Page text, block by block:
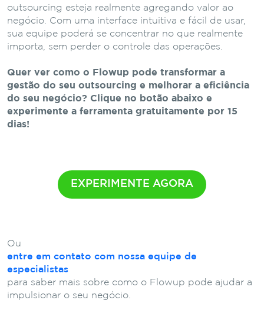
outsourcing esteja realmente agregando valor ao
negócio. Com uma interface intuitiva e fácil de usar,
sua equipe poderá se concentrar no que realmente
importa, sem perder o controle das operações.
Quer ver como o Flowup pode transformar a
gestão do seu outsourcing e melhorar a eficiência
do seu negócio? Clique no botão abaixo e
experimente a ferramenta gratuitamente por 15
dias!
EXPERIMENTE AGORA
Ou
entre em contato com nossa equipe de
especialistas
para saber mais sobre como o Flowup pode ajudar a
impulsionar o seu negócio.